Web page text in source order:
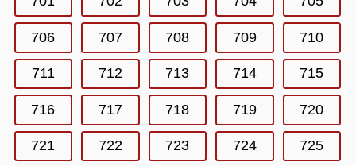
706 707 708 709 710
711 712 713 714 715
716 717 718 719 720
721 722 723 724 725